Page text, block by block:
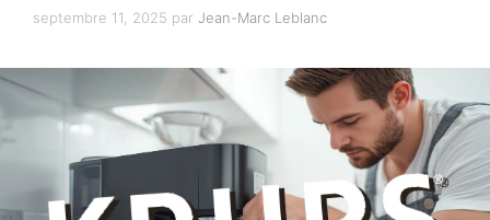
septembre 11, 2025 par Jean-Marc Leblanc